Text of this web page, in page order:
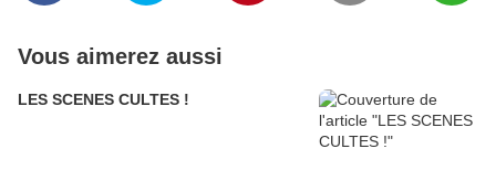
Vous aimerez aussi
LES SCENES CULTES !